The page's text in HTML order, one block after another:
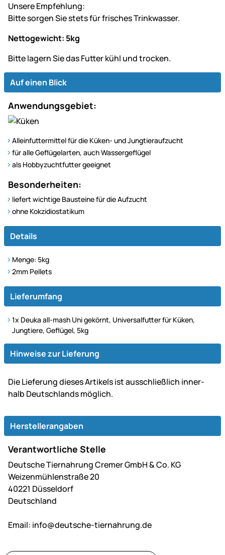
Unsere Empfehlung:
Bitte sorgen Sie stets für frisches Trinkwasser.
Nettogewicht: 5kg
Bitte lagern Sie das Futter kühl und trocken.
Auf einen Blick
Anwendungsgebiet:
Alleinfuttermittel für die Küken- und Jungtieraufzucht
für alle Geflügelarten, auch Wassergeflügel
als Hobbyzuchtfutter geeignet
Besonderheiten:
liefert wichtige Bausteine für die Aufzucht
ohne Kokzidiostatikum
Details
Menge: 5kg
2mm Pellets
Lieferumfang
1x Deuka all-mash Uni gekörnt, Universalfutter für Küken,
Jungtiere, Geflügel, 5kg
Hinweise zur Lieferung
Die Lie­fe­rung dieses Artikels ist aus­schließ­lich inner­
halb Deutsch­lands möglich.
Herstellerangaben
Verantwortliche Stelle
Deutsche Tiernahrung Cremer GmbH & Co. KG
Weizenmühlenstraße 20
40221 Düsseldorf
Deutschland
Email: info@deutsche-tiernahrung.de